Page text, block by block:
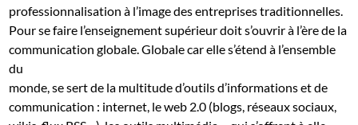
professionnalisation à l’image des entreprises traditionnelles.
Pour se faire l’enseignement supérieur doit s’ouvrir à l’ère de la
communication globale. Globale car elle s’étend à l’ensemble
du
monde, se sert de la multitude d’outils d’informations et de
communication : internet, le web 2.0 (blogs, réseaux sociaux,